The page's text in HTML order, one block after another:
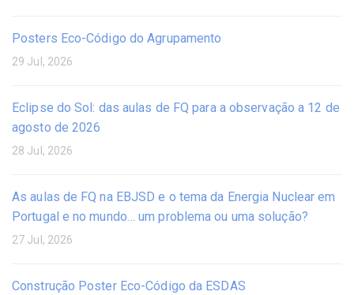
Posters Eco-Código do Agrupamento
29 Jul, 2026
Eclipse do Sol: das aulas de FQ para a observação a 12 de
agosto de 2026
28 Jul, 2026
As aulas de FQ na EBJSD e o tema da Energia Nuclear em
Portugal e no mundo… um problema ou uma solução?
27 Jul, 2026
Construção Poster Eco-Código da ESDAS